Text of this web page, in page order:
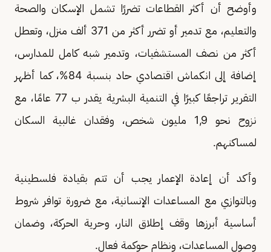
وأوضح أن أكثر القطاعات تضررًا تشمل الإسكان والصحة
والتعليم، مع تدمير أو تضرر أكثر من 371 ألف منزل، وتعطل
أكثر من نصف المستشفيات، وتدمير شبه كامل للمدارس،
إضافة إلى انكماش اقتصادي حاد بنسبة 84%، كما أظهر
التقرير تراجعًا كبيرًا في التنمية البشرية يقدر ب 77 عامًا، مع
نزوح نحو 1,9 مليون شخص، وفقدان غالبية السكان
لمساكنهم.
وأكد أن إعادة الإعمار يجب أن تتم بقيادة فلسطينية
وبالتوازي مع المساعدات الإنسانية، مع ضرورة توافر شروط
أساسية أبرزها وقف إطلاق النار، وحرية الحركة، وضمان
وصول المساعدات، ونظام حوكمة فعال.